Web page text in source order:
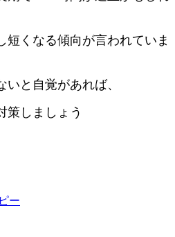
短くなる傾向が言われていま
と自覚があれば、
策しましょう
ー